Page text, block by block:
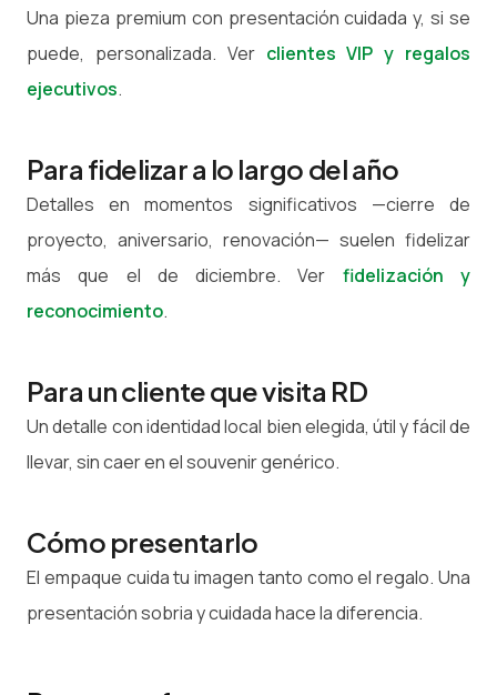
Una pieza premium con presentación cuidada y, si se
puede, personalizada. Ver clientes VIP y regalos
ejecutivos.
Para fidelizar a lo largo del año
Detalles en momentos significativos —cierre de
proyecto, aniversario, renovación— suelen fidelizar
más que el de diciembre. Ver fidelización y
reconocimiento.
Para un cliente que visita RD
Un detalle con identidad local bien elegida, útil y fácil de
llevar, sin caer en el souvenir genérico.
Cómo presentarlo
El empaque cuida tu imagen tanto como el regalo. Una
presentación sobria y cuidada hace la diferencia.